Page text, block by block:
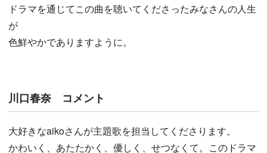
ドラマを通じてこの曲を聴いてくださったみなさんの人生
が
色鮮やかでありますように。
川口春奈 コメント
大好きなaikoさんが主題歌を担当してくださります。
かわいく、あたたかく、優しく、せつなくて。このドラマ